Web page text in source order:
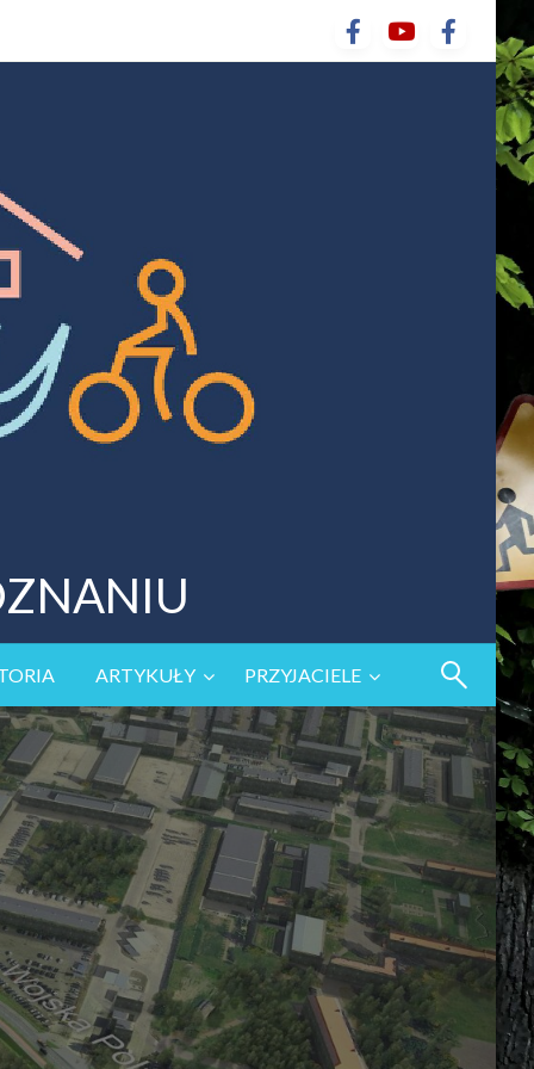
ARTYKUŁY PRZYJACIELE